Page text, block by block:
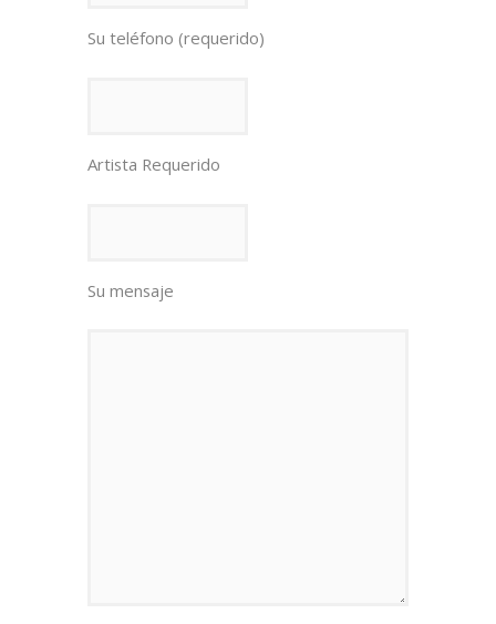
Su teléfono (requerido)
Artista Requerido
Su mensaje